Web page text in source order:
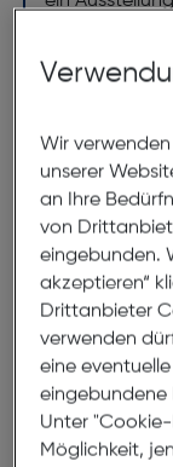
Geräte werden
voll
Wir
unserer
an Ihre
von
eingebunden.
akzeptieren“
Drittanbieter
verwenden
eine
eingebundene
Unter
Möglichkeit,